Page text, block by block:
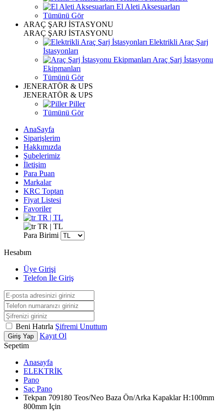
El Aleti Aksesuarları
Tümünü Gör
ARAÇ ŞARJ İSTASYONU
ARAÇ ŞARJ İSTASYONU
Elektrikli Araç Şarj
İstasyonları
Araç Şarj İstasyonu
Ekipmanları
Tümünü Gör
JENERATÖR & UPS
JENERATÖR & UPS
Piller
Tümünü Gör
AnaSayfa
Siparişlerim
Hakkımızda
Şubelerimiz
İletişim
Para Puan
Markalar
KRC Toptan
Fiyat Listesi
Favoriler
TR | TL
TR | TL
Para Birimi
Hesabım
Üye Girişi
Telefon İle Giriş
Beni Hatırla Şifremi Unuttum
Giriş Yap
Kayıt Ol
Sepetim
Anasayfa
ELEKTRİK
Pano
Saç Pano
Tekpan 709180 Teos/Neo Baza Ön/Arka Kapaklar H:100mm
800mm Için